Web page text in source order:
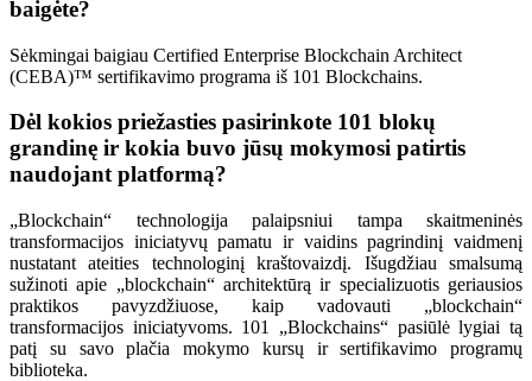
baigėte?
Sėkmingai baigiau Certified Enterprise Blockchain Architect
(CEBA)™ sertifikavimo programa iš 101 Blockchains.
Dėl kokios priežasties pasirinkote 101 blokų
grandinę ir kokia buvo jūsų mokymosi patirtis
naudojant platformą?
„Blockchain“ technologija palaipsniui tampa skaitmeninės
transformacijos iniciatyvų pamatu ir vaidins pagrindinį vaidmenį
nustatant ateities technologinį kraštovaizdį. Išugdžiau smalsumą
sužinoti apie „blockchain“ architektūrą ir specializuotis geriausios
praktikos pavyzdžiuose, kaip vadovauti „blockchain“
transformacijos iniciatyvoms. 101 „Blockchains“ pasiūlė lygiai tą
patį su savo plačia mokymo kursų ir sertifikavimo programų
biblioteka.